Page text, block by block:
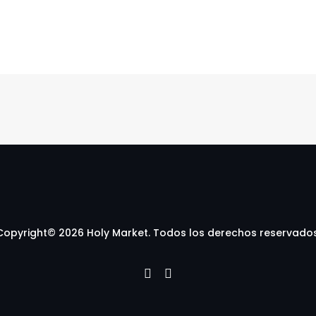
2026 Holy Market. Todos los derechos